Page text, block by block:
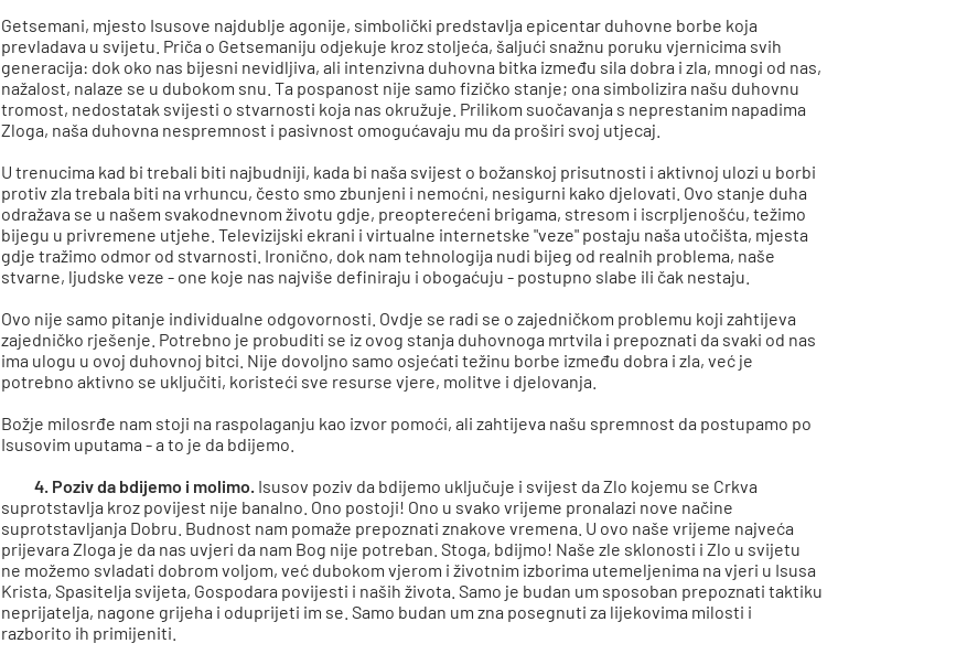
Getsemani, mjesto Isusove najdublje agonije, simbolički predstavlja epicentar duhovne borbe koja
prevladava u svijetu. Priča o Getsemaniju odjekuje kroz stoljeća, šaljući snažnu poruku vjernicima svih
generacija: dok oko nas bijesni nevidljiva, ali intenzivna duhovna bitka između sila dobra i zla, mnogi od nas,
nažalost, nalaze se u dubokom snu. Ta pospanost nije samo fizičko stanje; ona simbolizira našu duhovnu
tromost, nedostatak svijesti o stvarnosti koja nas okružuje. Prilikom suočavanja s neprestanim napadima
Zloga, naša duhovna nespremnost i pasivnost omogućavaju mu da proširi svoj utjecaj.
U trenucima kad bi trebali biti najbudniji, kada bi naša svijest o božanskoj prisutnosti i aktivnoj ulozi u borbi
protiv zla trebala biti na vrhuncu, često smo zbunjeni i nemoćni, nesigurni kako djelovati. Ovo stanje duha
odražava se u našem svakodnevnom životu gdje, preopterećeni brigama, stresom i iscrpljenošću, težimo
bijegu u privremene utjehe. Televizijski ekrani i virtualne internetske "veze" postaju naša utočišta, mjesta
gdje tražimo odmor od stvarnosti. Ironično, dok nam tehnologija nudi bijeg od realnih problema, naše
stvarne, ljudske veze - one koje nas najviše definiraju i obogaćuju - postupno slabe ili čak nestaju.
Ovo nije samo pitanje individualne odgovornosti. Ovdje se radi se o zajedničkom problemu koji zahtijeva
zajedničko rješenje. Potrebno je probuditi se iz ovog stanja duhovnoga mrtvila i prepoznati da svaki od nas
ima ulogu u ovoj duhovnoj bitci. Nije dovoljno samo osjećati težinu borbe između dobra i zla, već je
potrebno aktivno se uključiti, koristeći sve resurse vjere, molitve i djelovanja.
Božje milosrđe nam stoji na raspolaganju kao izvor pomoći, ali zahtijeva našu spremnost da postupamo po
Isusovim uputama - a to je da bdijemo.
4. Poziv da bdijemo i molimo. Isusov poziv da bdijemo uključuje i svijest da Zlo kojemu se Crkva
suprotstavlja kroz povijest nije banalno. Ono postoji! Ono u svako vrijeme pronalazi nove načine
suprotstavljanja Dobru. Budnost nam pomaže prepoznati znakove vremena. U ovo naše vrijeme najveća
prijevara Zloga je da nas uvjeri da nam Bog nije potreban. Stoga, bdijmo! Naše zle sklonosti i Zlo u svijetu
ne možemo svladati dobrom voljom, već dubokom vjerom i životnim izborima utemeljenima na vjeri u Isusa
Krista, Spasitelja svijeta, Gospodara povijesti i naših života. Samo je budan um sposoban prepoznati taktiku
neprijatelja, nagone grijeha i oduprijeti im se. Samo budan um zna posegnuti za lijekovima milosti i
razborito ih primijeniti.